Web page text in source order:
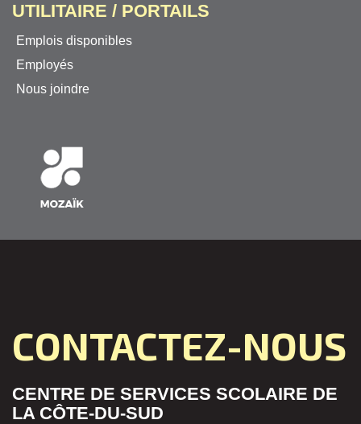
UTILITAIRE / PORTAILS
Emplois disponibles
Employés
Nous joindre
CONTACTEZ-NOUS
CENTRE DE SERVICES SCOLAIRE DE
LA CÔTE-DU-SUD